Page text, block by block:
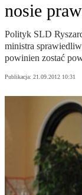
nosie
Polityk SLD
ministra
powinien zostać
Publikacja: 21.09.2012 10:31